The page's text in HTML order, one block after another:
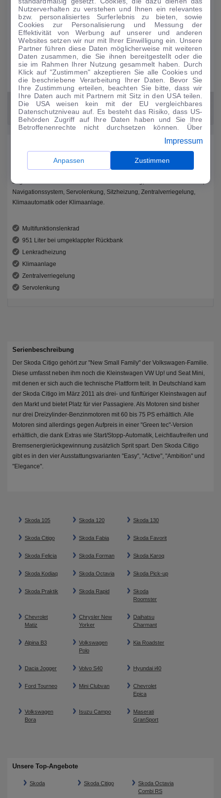
noch einmal deutlich steigert.
Für mehr Sicherheit: Seitenairbag
Nebelscheinwerfer
Kein Blockieren dank ABS
Tagfahrlicht
Kein Über-bzw. Untersteuern durch ESP
Bei der aktuellen Baureihe sind Assistenzsysteme und Infotainment auf
der Höhe der Zeit. Die Serienausstattung des Skoda Citigo beinhaltet
begehrte Komfort-Elemente wie Lenkradheizung, Multifunktionslenkrad,
Navigationssystem, Servolenkung, Sitzheizung, Zentralverriegelung,
Klimaautomatik oder Klimaanlage.
Multifunktionslenkrad
951 Liter bei umgeklappter Rückbank
Lenkradheizung
Klimaanlage
Zentralverriegelung
Servolenkung
Serienbeschreibung
Der Skoda Citigo gehört zur "New Small Family" der Volkswagen-Familie.
Diese umfasst neben ihm noch die Kleinstwagen VW Up! und Seat Mini,
mit denen er sich auch die technische Plattform teilt. In Deutschland kam
der Skoda Citigo im März 2011 als drei- und fünftüriger Kleinstwagen auf
den Markt und bietet Platz für vier Passagiere. Als Motoren sind bisher
nur drei Dreizylinder-Benzinmotoren mit 60 bis 75 PS erhältlich. Alle
Motoren sind allerdings gegen Aufpreis in einer "Green tec"-Version
erhältlich, die dank Extras wie Start/Stopp-Automatik, Leichtlaufreifen und
Bremsenergierückgewinnung zusätzlich Sprit spart. Den Skoda Citigo
gibt es in den vier Ausstattungsvarianten "Easy", "Active", "Ambition" und
"Elegance".
Skoda 105 Skoda 120 Skoda 130
Skoda Citigo Skoda Fabia Skoda Favorit
Skoda Felicia Skoda Forman Skoda Karoq
Skoda Kodiaq Skoda Octavia Skoda Pick-up
Skoda Praktik Skoda Rapid
Skoda
Roomster
Chevrolet
Matiz
Chrysler New
Yorker
Daihatsu
Charmant
Alpina B3
Volkswagen
Polo
Kia Roadster
Dacia Jogger Volvo S40 Hyundai i40
Ford Tourneo Mini Clubvan
Chevrolet
Epica
Volkswagen
Bora
Isuzu Campo
Maserati
GranSport
Unsere Top-Angebote
Skoda Skoda Citigo
Skoda Octavia
Combi RS
Nutzerverhalten zu verstehen und Ihnen ein relevantes
bzw. personalisiertes Surferlebnis zu bieten, sowie
Cookies zur Personalisierung und Messung der
Effektivität von Werbung auf unserer und anderen
Websites setzen wir nur mit Ihrer Einwilligung ein. Unsere
Partner führen diese Daten möglicherweise mit weiteren
Daten zusammen, die Sie ihnen bereitgestellt oder die
sie im Rahmen Ihrer Nutzung gesammelt haben. Durch
Klick auf "Zustimmen" akzeptieren Sie alle Cookies und
die beschriebene Verarbeitung Ihrer Daten. Bevor Sie
Ihre Zustimmung erteilen, beachten Sie bitte, dass wir
Ihre Daten auch mit Partnern mit Sitz in den USA teilen.
Die USA weisen kein mit der EU vergleichbares
Datenschutzniveau auf. Es besteht das Risiko, dass US-
Behörden Zugriff auf Ihre Daten haben und Sie Ihre
Betroffenenrechte nicht durchsetzen können. Über
anpassen. Dies ist auch später jederzeit im Bereich
Cookie-Richtliniemöglich. Weitere Informationen finden
Sie in unsererDatenschutzerklärung .
Impressum
Anpassen Zustimmen